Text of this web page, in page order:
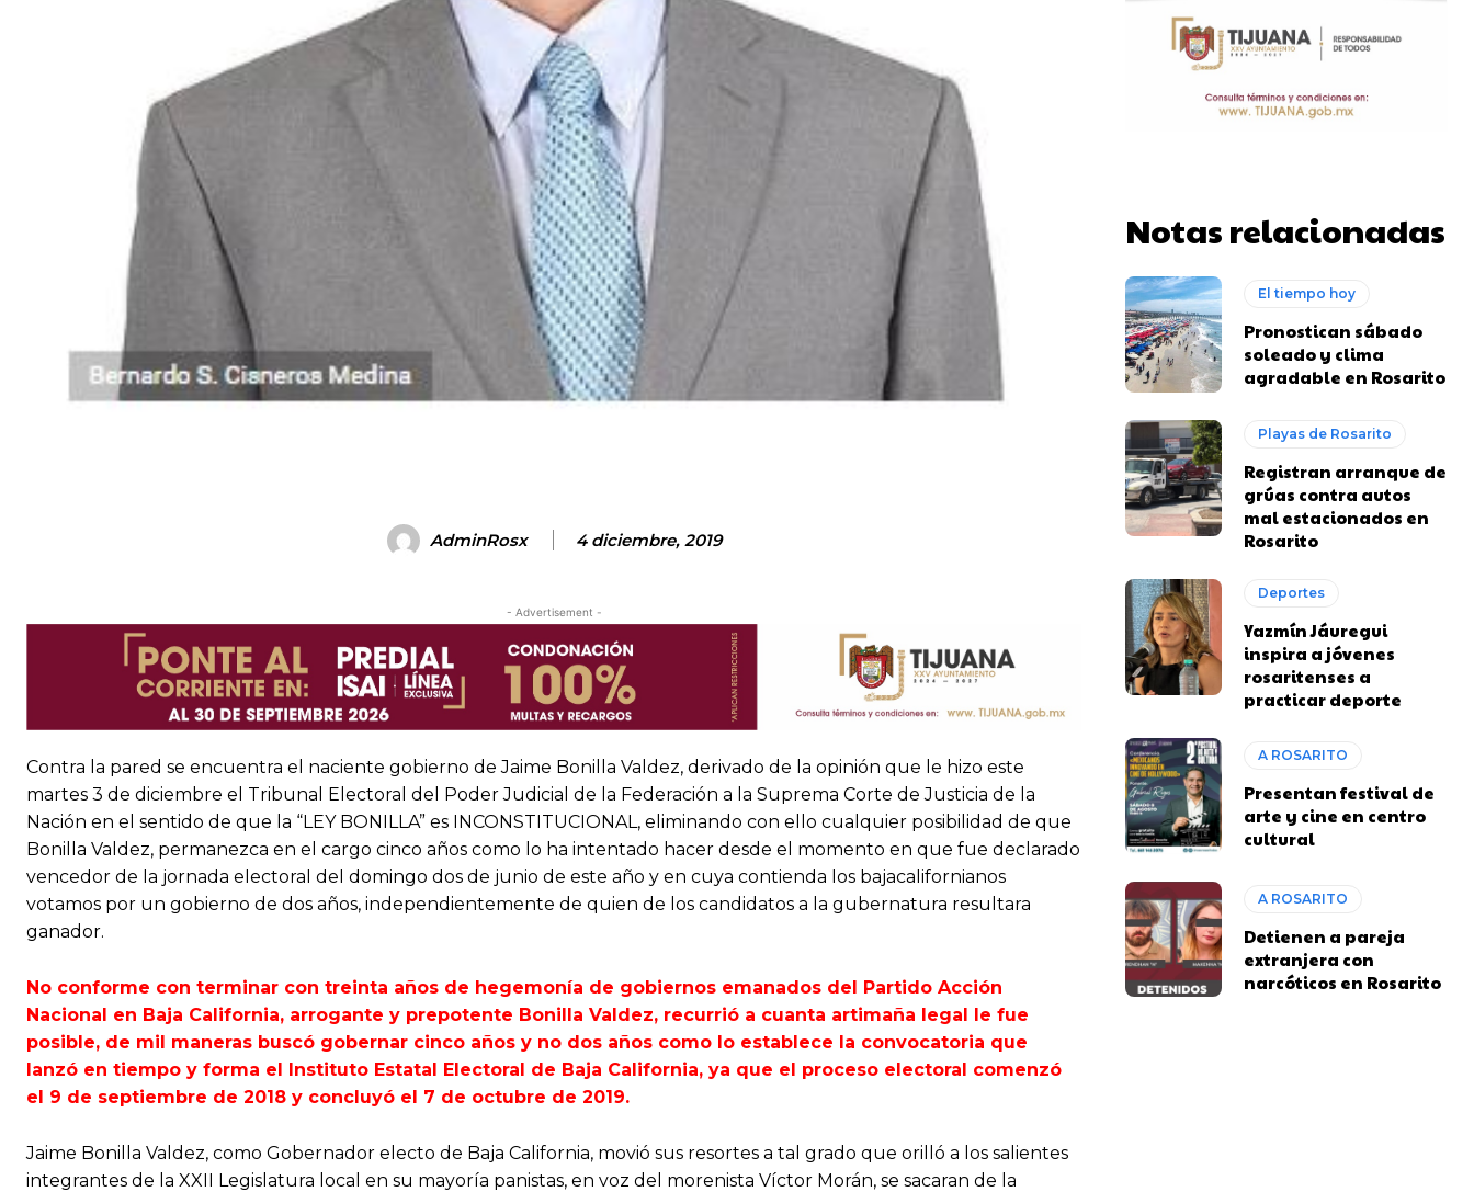
AdminRosx 4 diciembre, 2019
- Advertisement -
Contra la pared se encuentra el naciente gobierno de Jaime Bonilla Valdez, derivado de la opinión que le hizo este
martes 3 de diciembre el Tribunal Electoral del Poder Judicial de la Federación a la Suprema Corte de Justicia de la
Nación en el sentido de que la “LEY BONILLA” es INCONSTITUCIONAL, eliminando con ello cualquier posibilidad de que
Bonilla Valdez, permanezca en el cargo cinco años como lo ha intentado hacer desde el momento en que fue declarado
vencedor de la jornada electoral del domingo dos de junio de este año y en cuya contienda los bajacalifornianos
votamos por un gobierno de dos años, independientemente de quien de los candidatos a la gubernatura resultara
ganador.
No conforme con terminar con treinta años de hegemonía de gobiernos emanados del Partido Acción
Nacional en Baja California, arrogante y prepotente Bonilla Valdez, recurrió a cuanta artimaña legal le fue
posible, de mil maneras buscó gobernar cinco años y no dos años como lo establece la convocatoria que
lanzó en tiempo y forma el Instituto Estatal Electoral de Baja California, ya que el proceso electoral comenzó
el 9 de septiembre de 2018 y concluyó el 7 de octubre de 2019.
Jaime Bonilla Valdez, como Gobernador electo de Baja California, movió sus resortes a tal grado que orilló a los salientes
integrantes de la XXII Legislatura local en su mayoría panistas, en voz del morenista Víctor Morán, se sacaran de la
Notas relacionadas
El tiempo hoy
Pronostican sábado
soleado y clima
agradable en Rosarito
Playas de Rosarito
Registran arranque de
grúas contra autos
mal estacionados en
Rosarito
Deportes
Yazmín Jáuregui
inspira a jóvenes
rosaritenses a
practicar deporte
A ROSARITO
Presentan festival de
arte y cine en centro
cultural
A ROSARITO
Detienen a pareja
extranjera con
narcóticos en Rosarito